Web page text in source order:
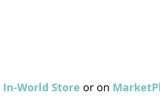
In-World Store or on